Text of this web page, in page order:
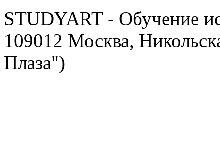
STUDYART - Обучение
109012 Москва,
Плаза")